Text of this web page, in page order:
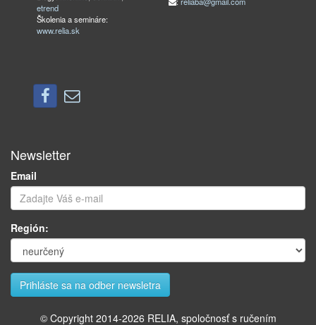
etrend
Školenia a semináre:
www.relia.sk
Newsletter
Email
Región:
© Copyright 2014-2026 RELIA, spoločnosť s ručením